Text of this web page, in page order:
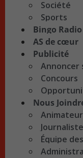
Société
Sports
Bingo Radio
AS de cœur
Publicité
Annoncer
Concours
Nous
Équipe